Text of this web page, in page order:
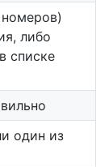
либо
списке
один из